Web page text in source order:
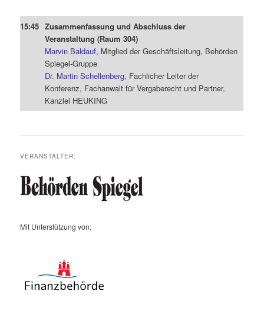
15:45 Zusammenfassung und Abschluss der
Veranstaltung (Raum 304)
Marvin Baldauf, Mitglied der Geschäftsleitung, Behörden
Spiegel-Gruppe
Dr. Martin Schellenberg, Fachlicher Leiter der
Konferenz, Fachanwalt für Vergaberecht und Partner,
Kanzlei HEUKING
VERANSTALTER:
Mit Unterstützung von: